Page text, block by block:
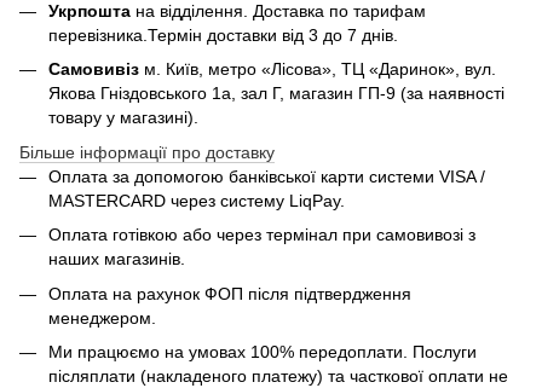
Укрпошта на відділення. Доставка по тарифам
перевізника.Термін доставки від 3 до 7 днів.
Самовивіз м. Київ, метро «Лісова», ТЦ «Даринок», вул.
Якова Гніздовського 1а, зал Г, магазин ГП-9 (за наявності
товару у магазині).
Більше інформації про доставку
Оплата за допомогою банківської карти системи VISA /
MASTERCARD через систему LiqPay.
Оплата готівкою або через термінал при самовивозі з
наших магазинів.
Оплата на рахунок ФОП після підтвердження
менеджером.
Ми працюємо на умовах 100% передоплати. Послуги
післяплати (накладеного платежу) та часткової оплати не